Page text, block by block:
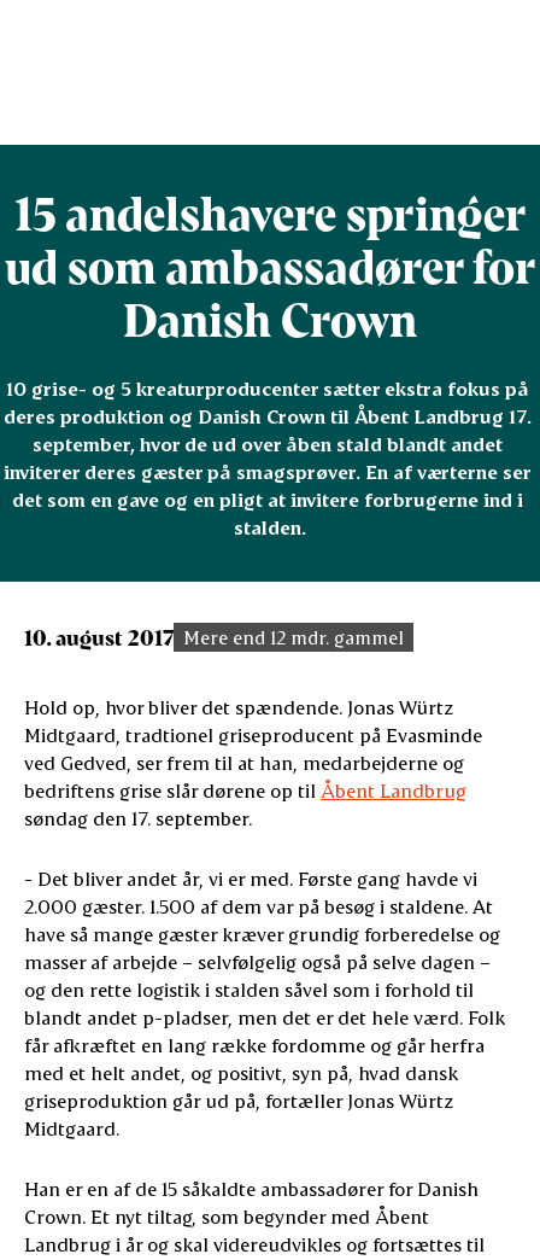
15 andelshavere springer
ud som ambassadører for
Danish Crown
10 grise- og 5 kreaturproducenter sætter ekstra fokus på
deres produktion og Danish Crown til Åbent Landbrug 17.
september, hvor de ud over åben stald blandt andet
inviterer deres gæster på smagsprøver. En af værterne ser
det som en gave og en pligt at invitere forbrugerne ind i
stalden.
10. august 2017 Mere end 12 mdr. gammel
Hold op, hvor bliver det spændende. Jonas Würtz
Midtgaard, tradtionel griseproducent på Evasminde
ved Gedved, ser frem til at han, medarbejderne og
bedriftens grise slår dørene op til Åbent Landbrug
søndag den 17. september.
- Det bliver andet år, vi er med. Første gang havde vi
2.000 gæster. 1.500 af dem var på besøg i staldene. At
have så mange gæster kræver grundig forberedelse og
masser af arbejde – selvfølgelig også på selve dagen –
og den rette logistik i stalden såvel som i forhold til
blandt andet p-pladser, men det er det hele værd. Folk
får afkræftet en lang række fordomme og går herfra
med et helt andet, og positivt, syn på, hvad dansk
griseproduktion går ud på, fortæller Jonas Würtz
Midtgaard.
Han er en af de 15 såkaldte ambassadører for Danish
Crown. Et nyt tiltag, som begynder med Åbent
Landbrug i år og skal videreudvikles og fortsættes til